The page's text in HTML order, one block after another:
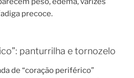
precoce.
panturrilha e tornozelo
de “coração periférico”